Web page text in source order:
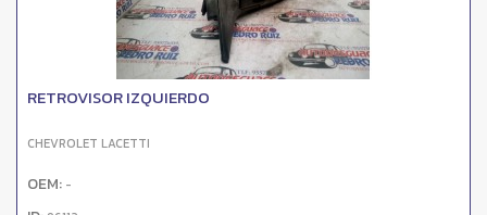
RETROVISOR IZQUIERDO
CHEVROLET LACETTI
OEM: -